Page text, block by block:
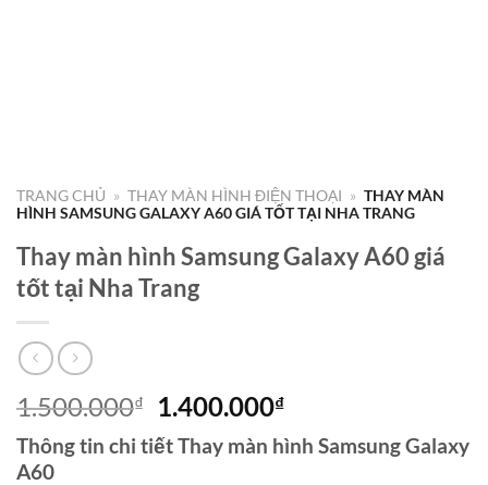
TRANG CHỦ » THAY MÀN HÌNH ĐIỆN THOẠI » THAY MÀN
HÌNH SAMSUNG GALAXY A60 GIÁ TỐT TẠI NHA TRANG
Thay màn hình Samsung Galaxy A60 giá
tốt tại Nha Trang
1.500.000₫
Giá
gốc
là:
1.400.000₫Giá
hiện
tại
Thông tin chi tiết Thay màn hình Samsung Galaxy
A60